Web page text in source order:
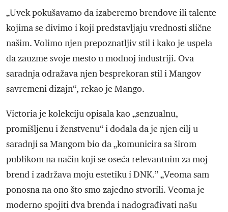
„Uvek pokušavamo da izaberemo brendove ili talente
kojima se divimo i koji predstavljaju vrednosti slične
našim. Volimo njen prepoznatljiv stil i kako je uspela
da zauzme svoje mesto u modnoj industriji. Ova
saradnja odražava njen besprekoran stil i Mangov
savremeni dizajn“, rekao je Mango.
Victoria je kolekciju opisala kao „senzualnu,
promišljenu i ženstvenu“ i dodala da je njen cilj u
saradnji sa Mangom bio da „komunicira sa širom
publikom na način koji se oseća relevantnim za moj
brend i zadržava moju estetiku i DNK.” „Veoma sam
ponosna na ono što smo zajedno stvorili. Veoma je
moderno spojiti dva brenda i nadograđivati našu